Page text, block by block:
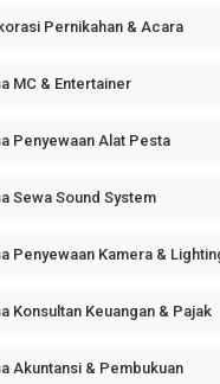
Pernikahan & Acara
MC & Entertainer
Penyewaan Alat Pesta
Sewa Sound System
Penyewaan Kamera &
Konsultan Keuangan & Pajak
Akuntansi & Pembukuan